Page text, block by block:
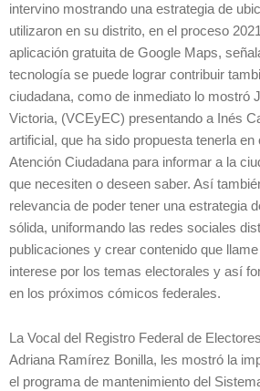
intervino mostrando una estrategia de
utilizaron en su distrito, en el proceso
aplicación gratuita de Google Maps,
tecnología se puede lograr contribuir
ciudadana, como de inmediato lo mostró
Victoria, (VCEyEC) presentando a Inés
artificial, que ha sido propuesta tenerla en
Atención Ciudadana para informar a la
que necesiten o deseen saber. Así
relevancia de poder tener una estrategia
sólida, uniformando las redes sociales
publicaciones y crear contenido que
interese por los temas electorales y así
en los próximos cómicos federales.
La Vocal del Registro Federal de
Adriana Ramírez Bonilla, les mostró la
el programa de mantenimiento del